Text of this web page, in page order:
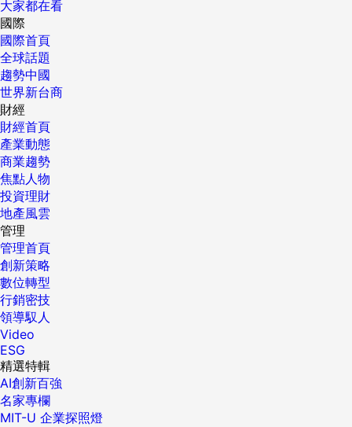
大家都在看
國際
國際首頁
全球話題
趨勢中國
世界新台商
財經
財經首頁
產業動態
商業趨勢
焦點人物
投資理財
地產風雲
管理
管理首頁
創新策略
數位轉型
行銷密技
領導馭人
Video
ESG
精選特輯
AI創新百強
名家專欄
MIT-U 企業探照燈